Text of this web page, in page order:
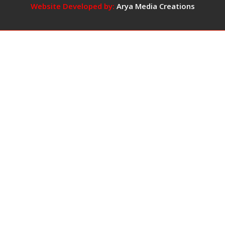
वायरल,
Website Developed by: Arya Media Creations